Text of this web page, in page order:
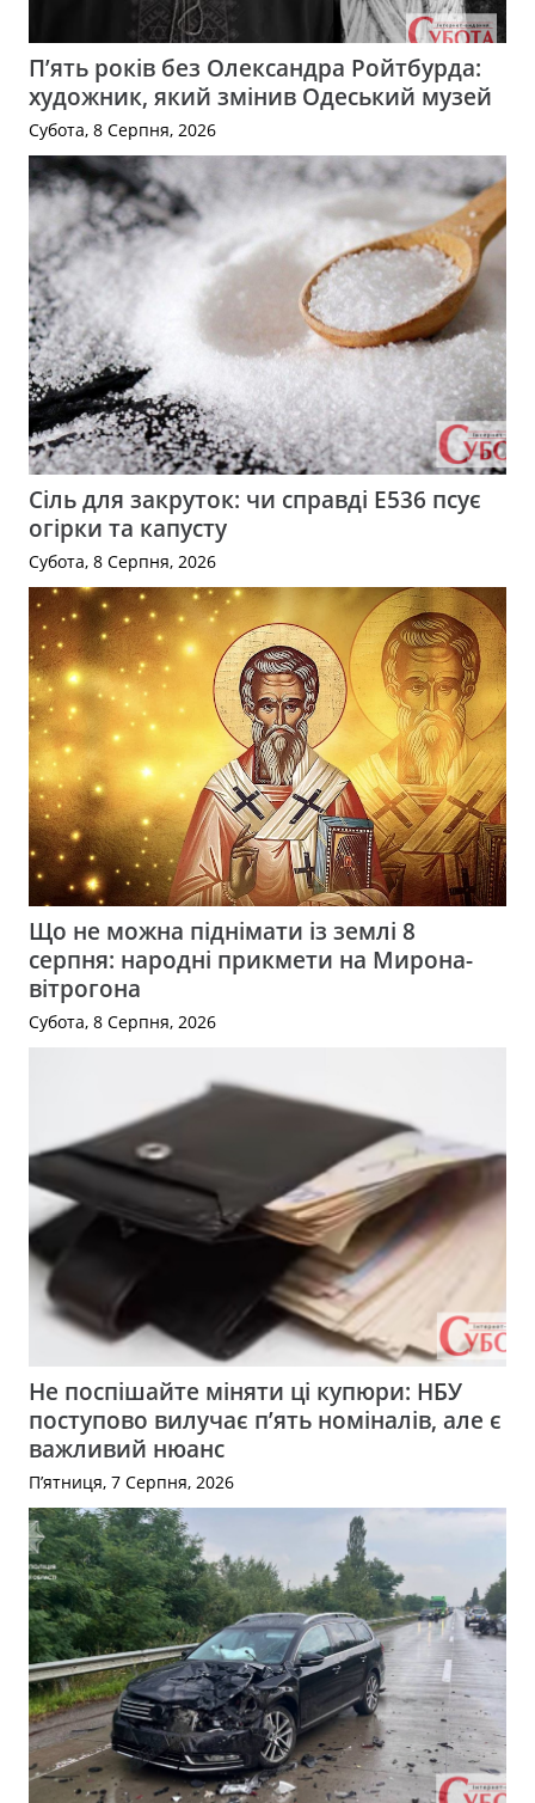
П’ять років без Олександра Ройтбурда:
художник, який змінив Одеський музей
Субота, 8 Серпня, 2026
Сіль для закруток: чи справді Е536 псує
огірки та капусту
Субота, 8 Серпня, 2026
Що не можна піднімати із землі 8
серпня: народні прикмети на Мирона-
вітрогона
Субота, 8 Серпня, 2026
Не поспішайте міняти ці купюри: НБУ
поступово вилучає п’ять номіналів, але є
важливий нюанс
П’ятниця, 7 Серпня, 2026